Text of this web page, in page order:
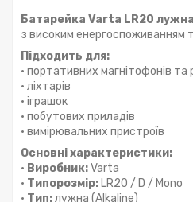
Батарейка Varta LR20
з високим енергоспоживанням
Підходить для:
• портативних магнітофонів та
• ліхтарів
• іграшок
• побутових приладів
• вимірювальних пристроїв
Основні характеристики:
• Виробник:Varta
• Типорозмір: LR20 / D / Mono
• Тип:лужна (Alkaline)